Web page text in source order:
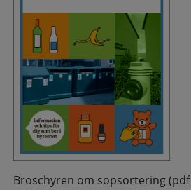
Broschyren om sopsortering (pdf